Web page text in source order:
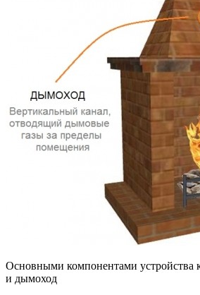
Основными компонентами устройства
и дымоход